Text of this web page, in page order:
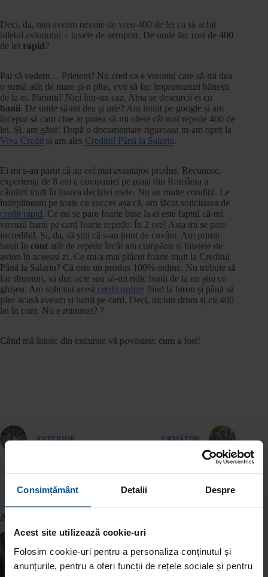
Consimțământ Detalii Despre
Acest site utilizează cookie-uri
Folosim cookie-uri pentru a personaliza conținutul și
anunțurile, pentru a oferi funcții de rețele sociale și pentru
Deci, da, mai aveam nevoie de vreo 400 de lei ca să achit
biletul avionului + taxele de aeroport. De unde fac rost de 400
de lei rapid?
Pai să vedem… Prieteni? Nu cred ca e vreunul care să-mi dea
o sumă atât de mare și-n plus, evit să fac împrumuturi bănești
de la ei. Părinții? Nici într-un caz. Abia se descurcă ei cu
banii. De unde să-mi dea și mie? Am intrat pe google și am
început să caut cine ar putea să-mi ofere cât mai repede 400 de
lei. Și, am găsit! După o documentare riguroasa m-am oprit la
Viva Credit și am ales Creditul Până la Salariu.
Ei mi s-au părut că au cel mai avantajos produs. Recunosc,
experiența de 8 ani a companiei pe piața din România a
cântărit mult în luarea deciziei mele. Nu au multe condiții. Le
îndeplineam pe toate cu succes așa că, am făcut solicitarea de
credit rapid. Ce mi se pare foarte bine la ei este faptul că-mi
virează banii pe card foarte repede. În 2 ore! Asta mi se pare
incredibil. Și, da, să știti că s-au ținut de cuvânt. Am primit
banii în cont atât de repede încât am cumpărat și biletele de
avion în aceeași zi. Ce mi-a mai plăcut foarte mult la Creditul
Până la Salariu? Că este un produs 100% online. Nu trebuie să
fac drumuri, să duc acte sau să-mi ridic banii de la nu știu ce
ghișeu. Am solicitat acest credit online fiind la birou și până să
plec acasă aveam și banii pe card. Deci, niciun drum și cu 400
lei în cont. Nu e minunat? ?
Când mă întorc din excursie vă povestesc cum a fost!
ANTERIOR URMĂTOR
Articole similare